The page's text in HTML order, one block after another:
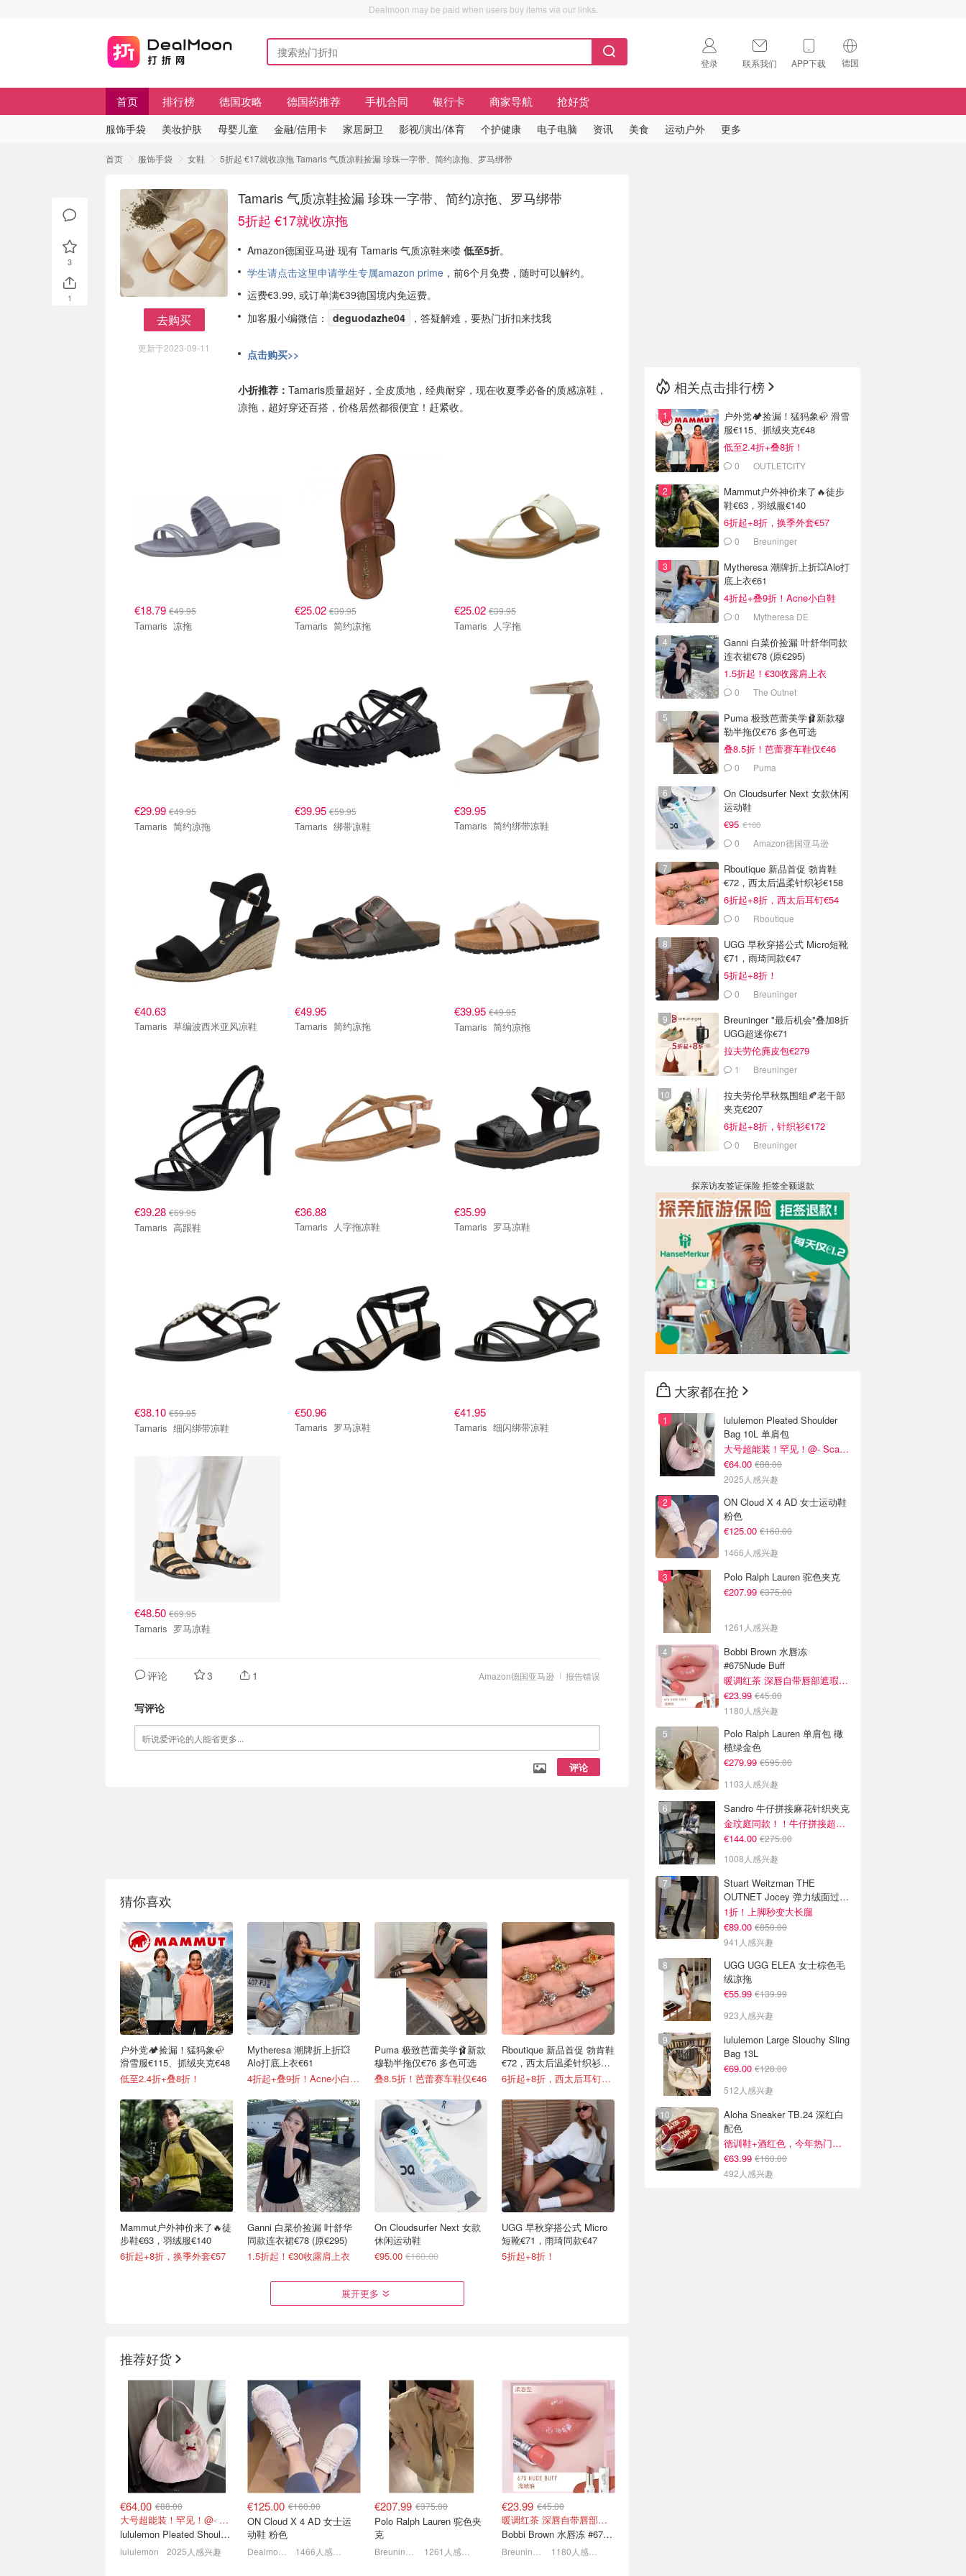
Dealmoon may be paid when users buy items via our links.
登录 联系我们 APP下载 德国
🇺🇸
首页 排行榜 德国攻略 德国药推荐 手机合同 银行卡 商家导航 抢好货
服饰手袋 美妆护肤 母婴儿童 金融/信用卡 家居厨卫 影视/演出/体育 个护健康 电子电脑 资讯 美食 运动户外 更多
首页 服饰手袋 女鞋 5折起 €17就收凉拖 Tamaris 气质凉鞋捡漏 珍珠一字带、简约凉拖、罗马绑带
去购买
更新于2023-09-11
Tamaris 气质凉鞋捡漏 珍珠一字带、简约凉拖、罗马绑带
5折起 €17就收凉拖
Amazon德国亚马逊 现有 Tamaris 气质凉鞋来喽 低至5折。
学生请点击这里申请学生专属amazon prime ，前6个月免费，随时可以解约。
运费€3.99, 或订单满€39德国境内免运费。
加客服小编微信：
deguodazhe04 ，答疑解难，要热门折扣来找我
点击购买>>
小折推荐： Tamaris质量超好，全皮质地，经典耐穿，现在收夏季必备的质感凉鞋，
凉拖，超好穿还百搭，价格居然都很便宜！赶紧收。
€18.79 €49.95
Tamaris 凉拖
€25.02€39.95
Tamaris 简约凉拖
€25.02 €39.95
Tamaris 人字拖
€29.99 €49.95
Tamaris 简约凉拖
€39.95€59.95
Tamaris 绑带凉鞋
€39.95
Tamaris 简约绑带凉鞋
€40.63
Tamaris 草编波西米亚风凉鞋
€49.95
Tamaris 简约凉拖
€39.95 €49.95
Tamaris 简约凉拖
€39.28 €69.95
Tamaris 高跟鞋
€36.88
Tamaris 人字拖凉鞋
€35.99
Tamaris 罗马凉鞋
€38.10 €59.95
Tamaris 细闪绑带凉鞋
€50.96
Tamaris 罗马凉鞋
€41.95
Tamaris 细闪绑带凉鞋
€48.50 €69.95
Tamaris 罗马凉鞋
报告错误
Amazon德国亚马逊
评论 3 1
写评论
评论
猜你喜欢
户外党🏕️捡漏！猛犸象🦣
滑雪服€115、抓绒夹克€48
低至2.4折+叠8折！
Mammut户外神价来了🔥徒
步鞋€63，羽绒服€140
6折起+8折，换季外套€57
Mytheresa 潮牌折上折💥
Alo打底上衣€61
4折起+叠9折！Acne小白鞋€264
Ganni 白菜价捡漏 叶舒华
同款连衣裙€78 (原€295)
1.5折起！€30收露肩上衣
Puma 极致芭蕾美学🩰新款
穆勒半拖仅€76 多色可选
叠8.5折！芭蕾赛车鞋仅€46
On Cloudsurfer Next 女款
休闲运动鞋
€95.00 €160.00
Rboutique 新品首促 勃肯鞋
€72，西太后温柔针织衫
€158
6折起+8折，西太后耳钉€54
UGG 早秋穿搭公式 Micro
短靴€71，雨琦同款€47
5折起+8折！
Breuninger "最后机会"叠加
8折 UGG超迷你€71
拉夫劳伦麂皮包€279
Zalando 限时特卖闪促 -
Clarks、MK、Carhartt等
1.5折起！8/7更新
26FW秋冬新品🍂UGG毛拖
€105 勃肯拖鞋€112
奢牌一律7.5折！
Acne Studios惊喜价！银色
芭蕾舞鞋€280
展开更多
推荐好货
€64.00 €88.00
大号超能装！罕见！@- Scarlett
lululemon Pleated Shoulder Bag 10L 单肩包
lululemon 2025人感兴趣
€125.00 €160.00
ON Cloud X 4 AD 女士运
动鞋 粉色
1466人感兴趣
€207.99 €375.00
Polo Ralph Lauren 驼色夹
克
1261人感兴趣
€23.99 €45.00
暖调红茶 深唇自带唇部遮瑕效果
Bobbi Brown 水唇冻 #675Nude Buff
1180人感兴趣
3
1
相关点击排行榜
户外党🏕️捡漏！猛犸象🦣 滑雪
服€115、抓绒夹克€48
低至2.4折+叠8折！
0
OUTLETCITY
Mammut户外神价来了🔥徒步
鞋€63，羽绒服€140
6折起+8折，换季外套€57
0 Breuninger
Mytheresa 潮牌折上折💥Alo打
底上衣€61
4折起+叠9折！Acne小白鞋
€2640 Mytheresa DE
Ganni 白菜价捡漏 叶舒华同款
连衣裙€78 (原€295)
1.5折起！€30收露肩上衣
0 The Outnet
Puma 极致芭蕾美学🩰新款穆
勒半拖仅€76 多色可选
叠8.5折！芭蕾赛车鞋仅€46
0 Puma
On Cloudsurfer Next 女款休闲
运动鞋
€95 €160
0 Amazon德国亚马逊
Rboutique 新品首促 勃肯鞋
€72，西太后温柔针织衫€158
6折起+8折，西太后耳钉€54
0 Rboutique
UGG 早秋穿搭公式 Micro短靴
€71，雨琦同款€47
5折起+8折！
0 Breuninger
Breuninger "最后机会"叠加8折
UGG超迷你€71
拉夫劳伦麂皮包€279
1 Breuninger
拉夫劳伦早秋氛围组🍂老干部
夹克€207
6折起+8折，针织衫€172
0 Breuninger
探亲访友签证保险 拒签全额退款
大家都在抢
lululemon Pleated Shoulder
Bag 10L 单肩包
大号超能装！罕见！@- Scarlett
€64.00 €88.00
2025人感兴趣
ON Cloud X 4 AD 女士运动鞋
粉色
€125.00 €160.00
1466人感兴趣
Polo Ralph Lauren 驼色夹克
€207.99 €375.00
1261人感兴趣
Bobbi Brown 水唇冻
#675Nude Buff
暖调红茶 深唇自带唇部遮瑕效果
€23.99 €45.00
1180人感兴趣
Polo Ralph Lauren 单肩包 橄
榄绿金色
€279.99 €595.00
1103人感兴趣
Sandro 牛仔拼接麻花针织夹克
金玟庭同款！！牛仔拼接超有层次感
€144.00 €275.00
1008人感兴趣
Stuart Weitzman THE
OUTNET Jocey 弹力绒面过膝
靴
1折！上脚秒变大长腿
€89.00 €850.00
941人感兴趣
UGG UGG ELEA 女士棕色毛
绒凉拖
€55.99 €139.99
923人感兴趣
lululemon Large Slouchy Sling
Bag 13L
€69.00 €128.00
512人感兴趣
Aloha Sneaker TB.24 深红白
配色
德训鞋+酒红色，今年热门组合！
€63.99 €160.00
492人感兴趣